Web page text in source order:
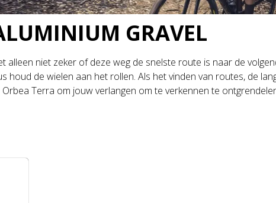
GRAVEL
alleen niet zeker of deze weg de snelste route is naar de
houd de wielen aan het rollen. Als het vinden van routes, de
Terra om jouw verlangen om te verkennen te